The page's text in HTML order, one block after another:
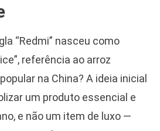
“Redmi” nasceu como
referência ao arroz
na China? A ideia inicial
um produto essencial e
e não um item de luxo —